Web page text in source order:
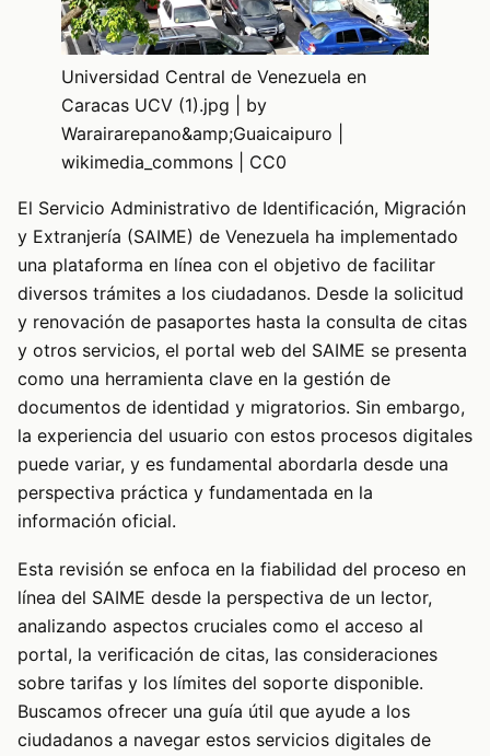
Universidad Central de Venezuela en
Caracas UCV (1).jpg | by
Warairarepano&amp;Guaicaipuro |
wikimedia_commons | CC0
El Servicio Administrativo de Identificación, Migración
y Extranjería (SAIME) de Venezuela ha implementado
una plataforma en línea con el objetivo de facilitar
diversos trámites a los ciudadanos. Desde la solicitud
y renovación de pasaportes hasta la consulta de citas
y otros servicios, el portal web del SAIME se presenta
como una herramienta clave en la gestión de
documentos de identidad y migratorios. Sin embargo,
la experiencia del usuario con estos procesos digitales
puede variar, y es fundamental abordarla desde una
perspectiva práctica y fundamentada en la
información oficial.
Esta revisión se enfoca en la fiabilidad del proceso en
línea del SAIME desde la perspectiva de un lector,
analizando aspectos cruciales como el acceso al
portal, la verificación de citas, las consideraciones
sobre tarifas y los límites del soporte disponible.
Buscamos ofrecer una guía útil que ayude a los
ciudadanos a navegar estos servicios digitales de